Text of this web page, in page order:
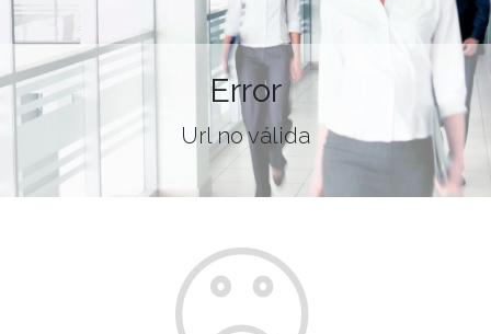
Error
Url no válida